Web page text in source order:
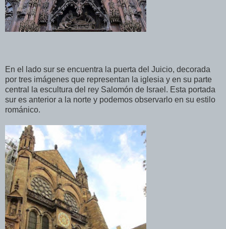
En el lado sur se encuentra la puerta del Juicio, decorada
por tres imágenes que representan la iglesia y en su parte
central la escultura del rey Salomón de Israel. Esta portada
sur es anterior a la norte y podemos observarlo en su estilo
románico.